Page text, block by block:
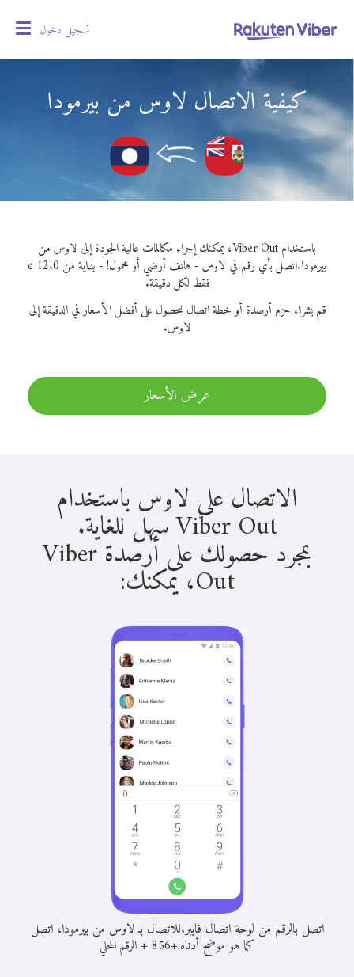
تسجيل دخول
كيفية الاتصال لاوس من بيرمودا
باستخدام Viber Out، يمكنك إجراء مكالمات عالية الجودة إلى لاوس من
بيرمودا.
اتصل بأي رقم في لاوس - هاتف أرضي أو محمول! - بداية من 12.0 ¢
فقط لكل دقيقة.
قم بشراء حزم أرصدة أو خطة اتصال للحصول على أفضل الأسعار في الدقيقة إلى
لاوس.
عرض الأسعار
الاتصال على لاوس باستخدام
Viber Out سهل للغاية.
بمجرد حصولك على أرصدة Viber
Out، يمكنك:
اتصل بالرقم من لوحة اتصال فايبر.للاتصال بـ لاوس من بيرمودا، اتصل
كما هو موضح أدناه:+
856
+الرقم المحلي